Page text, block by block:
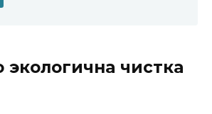
экологична чистка